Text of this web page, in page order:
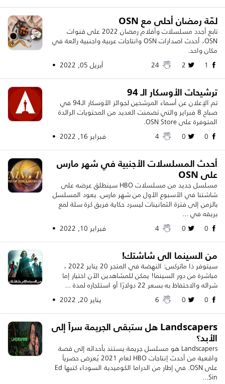
لمّة رمضان أحلى مع OSN
تابع أجدد مسلسلات وأفلام رمضان 2022 على قنوات
OSN، أحدث اصدارات OSN وانتاجات عربية واجنبية رائعة في
مكان واحد.
أبريل 05, 2022 •
ترشيحات الأوسكار الـ 94
تم الإعلان عن أسماء المرشحين لجوائز الأوسكار الـ94 في
صباح 8 فبراير والتي تضمنت العديد من المحتويات الرائدة
المتوفرة على OSN Store.
فبراير 16, 2022 •
أحدث المسلسلات الأجنبية في شهر مارس
على OSN
مسلسل جديد من مسلسلات HBO سينطلق عرضه على
شاشتنا في الأسبوع الأول من شهر مارس. يعود المسلسل
بالزمن إلى فترة الثمانينات ليسرد حكاية فريق كرة سلة لمع
بريقه في ...
فبراير 10, 2022 •
من السينما الى شاشتك!
سيتوفر ذا ماتركس: النهضة في المتجر 20 يناير 2022 ،
مباشرة من دور السينما! يمكن للمشاهدين الآن اختيار إما
شرائه والاحتفاظ به بسعر 22 دولارًا أو استئجاره لمدة ...
يناير 20, 2022 •
Landscapers هل ستبقى الجريمة سراً إلى
الأبد؟
Landscapers هو مسلسل جريمة يستند بأحداثه إلى قصة
واقعية من أحدث إنتاجات HBO لعام 2021 يُعرض حصرياً
على OSN. في إطار من الدراما الكوميدية السوداء كتبها Ed
Sin...